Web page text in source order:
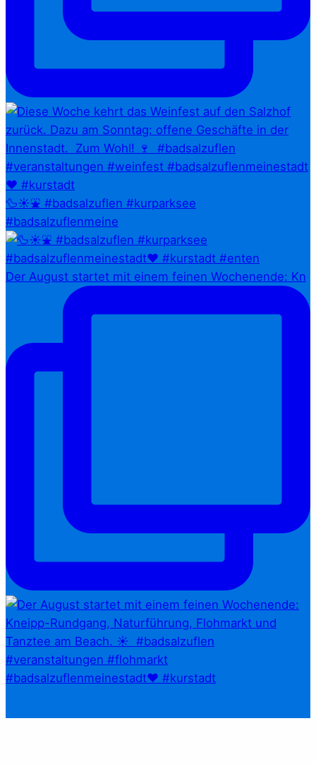
🦆☀️⛲ #badsalzuflen #kurparksee
#badsalzuflenmeine
Der August startet mit einem feinen Wochenende: Kn